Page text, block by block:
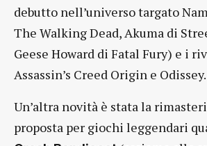
debutto nell’universo targato
The Walking Dead, Akuma di
Geese Howard di Fatal Fury) e i
Assassin’s Creed Origin e Odissey.
Un’altra novità è stata la
proposta per giochi leggendari